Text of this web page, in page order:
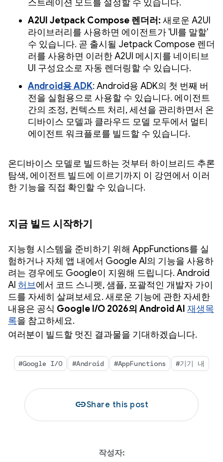
스트레이션 모드를 설정할 수 있습니다.
A2UI Jetpack Compose 렌더러: 새로운 A2UI
라이브러리를 사용하면 에이전트가 'UI를 말할'
수 있습니다. 곧 출시될 Jetpack Compose 렌더
러를 사용하면 이러한 A2UI 메시지를 네이티브
UI 구성요소로 자동 렌더링할 수 있습니다.
Android용 ADK: Android용 ADK의 첫 번째 버
전을 실험용으로 사용할 수 있습니다. 에이전트
간의 조정, 컨텍스트 처리, 세션을 관리하면서 온
디바이스 모델과 클라우드 모델 모두에서 멀티
에이전트 워크플로를 빌드할 수 있습니다.
온디바이스 모델로 빌드하는 것부터 하이브리드 추론
탐색, 에이전트 빌드에 이르기까지 이 강연에서 이러
한 기능을 직접 확인할 수 있습니다.
지금 빌드 시작하기
지능형 시스템을 준비하기 위해 AppFunctions를 실
험하거나 자체 앱 내에서 Google AI의 기능을 사용하
려는 경우에도 Google이 지원해 드립니다. Android
AI 허브에서 코드 스니펫, 샘플, 포괄적인 개발자 가이
드를 자세히 살펴보세요. 새로운 기능에 관한 자세한
내용은 공식 Google I/O 2026의 Android AI 재생목
록을 참고하세요.
여러분이 빌드할 멋진 결과물을 기대하겠습니다.
#Google I/O #Android #AppFunctions #기기 내
linkShare this post
작성자: